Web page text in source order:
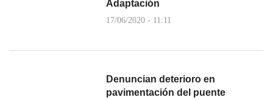
Adaptación
17/06/2020 - 11:11
Denuncian deterioro en
pavimentación del puente